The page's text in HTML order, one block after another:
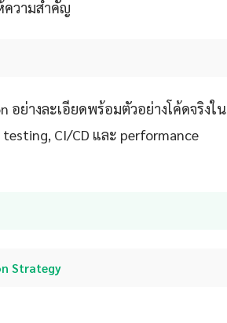
ความสำคัญ
อย่างละเอียดพร้อมตัวอย่างโค้ดจริงใน
CI/CD และ performance
Strategy